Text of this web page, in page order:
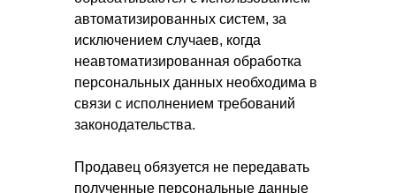
автоматизированных систем, за
исключением случаев, когда
неавтоматизированная обработка
персональных данных необходима в
связи с исполнением требований
законодательства.
Продавец обязуется не передавать
полученные персональные данные